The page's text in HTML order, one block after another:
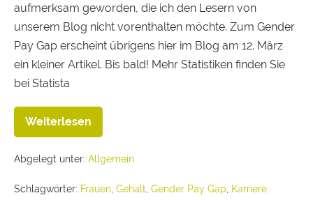
aufmerksam geworden, die ich den Lesern von
unserem Blog nicht vorenthalten möchte. Zum Gender
Pay Gap erscheint übrigens hier im Blog am 12. März
ein kleiner Artikel. Bis bald! Mehr Statistiken finden Sie
bei Statista
Weiterlesen
Abgelegt unter: Allgemein
Schlagwörter: Frauen Gehalt Gender Pay Gap Karriere